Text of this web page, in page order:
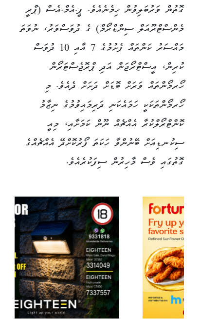
ގޮތުން ވަރުބަލިވުން ހިމެނެއެވެ. ޕީ.އެމް.އެސް (ޕްރީ
މެންސްޓްރޫއަލް ސިންޑްރޯމް) ގެ ދުވަސްވަރު، ނުވަތަ
މައްސަރު ކަންތައް ފެށުމުގެ 7 އާއި 10 ދުވަސް
ކުރިން، އީސްޓްރޯޖަން އަދި ޕްރޮޖެސްޓަރޯން
ހޯރމޯންތައް ވަރަށް ބޮޑަށް ދަށަށް ދެއެވެ. މި
ހޯރމޯންތަކަކީ ހަމައެކަނި ދަރިމައިވުމުގެ ނިޒާމު
ކޮންޓްރޯލްކުރާ އެއްޗެއް ނޫން ކަމަށާއި، މިއީ
ސިކުނޑިއަށް ބޭނުންވާ ހަކަތަ ފޯރުކޮށްދޭ އެއްޗެއްގެ
ގޮތުގައި ވެސް މާހިރުން ސިފަކުރެއެވެ.